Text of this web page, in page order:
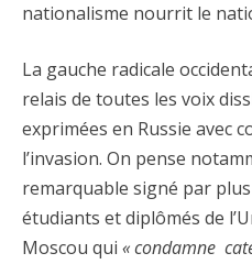
nationalisme nourrit le
La gauche radicale
relais de toutes les voix
exprimées en Russie avec
l’invasion. On pense
remarquable signé par
étudiants et diplômés de
Moscou qui « condamne